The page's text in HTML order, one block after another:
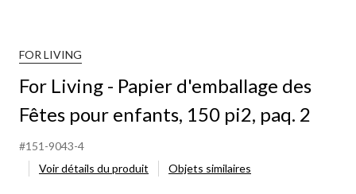
FOR LIVING
For Living - Papier d'emballage des
Fêtes pour enfants, 150 pi2, paq. 2
#151-9043-4
Voir détails du produit
Objets similaires